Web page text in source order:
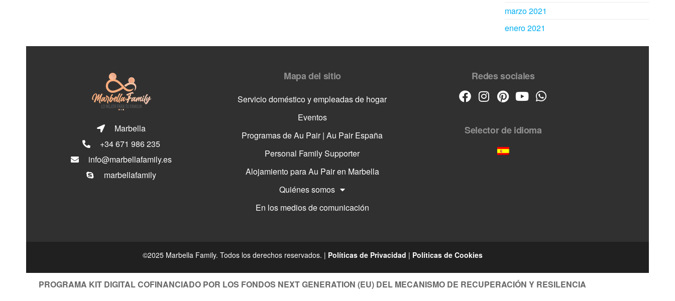
marzo 2021
enero 2021
Marbella
+34 671 986 235
info@marbellafamily.es
marbellafamily
Mapa del sitio
Servicio doméstico y empleadas de hogar
Eventos
Programas de Au Pair | Au Pair España
Personal Family Supporter
Alojamiento para Au Pair en Marbella
Quiénes somos
En los medios de comunicación
Redes sociales
Selector de idioma
©2025 Marbella Family. Todos los derechos reservados. | Políticas de Privacidad | Políticas de Cookies
PROGRAMA KIT DIGITAL COFINANCIADO POR LOS FONDOS NEXT GENERATION (EU) DEL MECANISMO DE RECUPERACIÓN Y RESILENCIA